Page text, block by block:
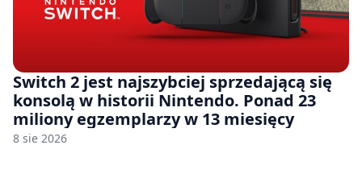
Switch 2 jest najszybciej sprzedającą się
konsolą w historii Nintendo. Ponad 23
miliony egzemplarzy w 13 miesięcy
8 sie 2026